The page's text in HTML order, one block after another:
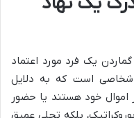
یک فرد مورد اعتماد
اشخاصی است که به دلایل
اموال خود هستند یا حضور
بلکه تجلی عمیق